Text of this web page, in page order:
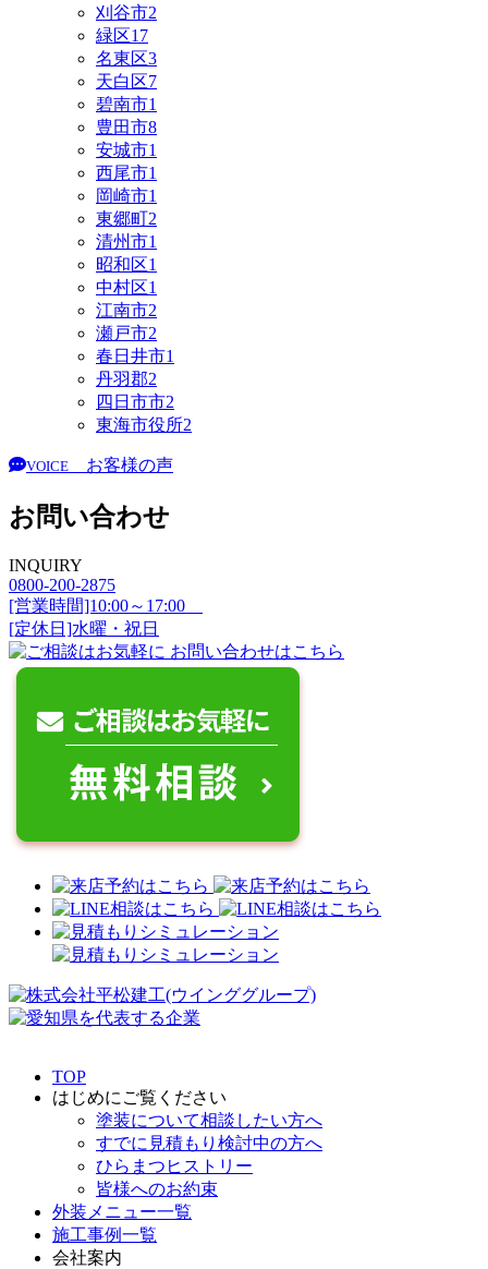
刈谷市2
緑区17
名東区3
天白区7
碧南市1
豊田市8
安城市1
西尾市1
岡崎市1
東郷町2
清州市1
昭和区1
中村区1
江南市2
瀬戸市2
春日井市1
丹羽郡2
四日市市2
東海市役所2
VOICE お客様の声
お問い合わせ
INQUIRY
0800-200-2875
[営業時間]10:00～17:00
[定休日]水曜・祝日
TOP
はじめにご覧ください
塗装について相談したい方へ
すでに見積もり検討中の方へ
ひらまつヒストリー
皆様へのお約束
外装メニュー一覧
施工事例一覧
会社案内